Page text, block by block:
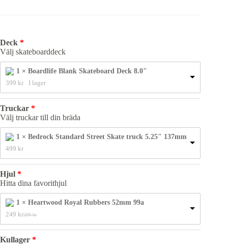
Deck
Välj skateboarddeck
1 × Boardlife Blank Skateboard Deck 8.0"
399 kr I lager
Truckar
Välj truckar till din bräda
1 × Bedrock Standard Street Skate truck 5.25" 137mm
499 kr
Hjul
Hitta dina favorithjul
1 × Heartwood Royal Rubbers 52mm 99a
299 kr
Det
ursprungliga
var:
249 krDet
nuvarande
är:
Kullager